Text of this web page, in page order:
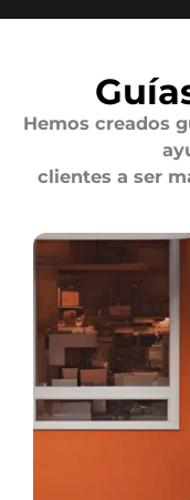
Hemos creados
clientes a ser